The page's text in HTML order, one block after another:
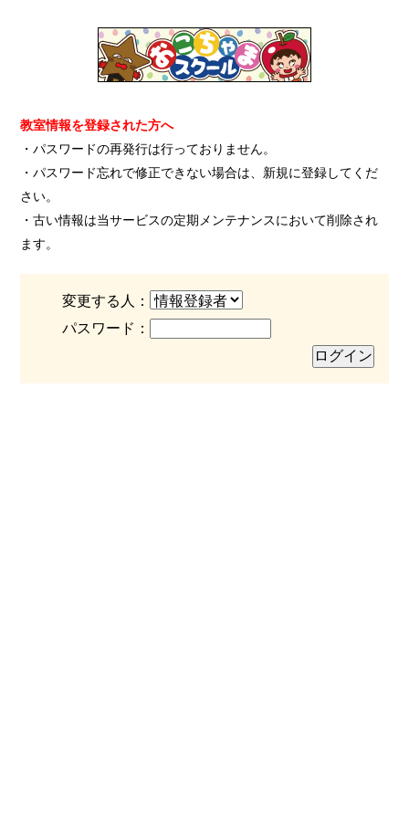
教室情報を登録された方へ
・パスワードの再発行は行っておりません。
・パスワード忘れで修正できない場合は、新規に登録してくだ
さい。
・古い情報は当サービスの定期メンテナンスにおいて削除され
ます。
変更する人：
パスワード：